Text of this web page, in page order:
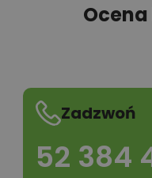
Zadzwoń
52 384